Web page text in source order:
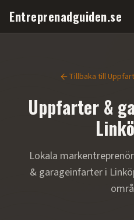
Entreprenadguiden.se
Tillbaka till
Uppfarter &
Lokala
& garageinfarter i